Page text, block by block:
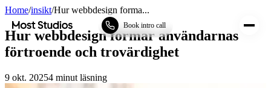
Most Studios Book intro call
Home/insikt/Hur webbdesign forma...
Hur webbdesign formar användarnas
förtroende och trovärdighet
9 okt. 20254 minut läsning